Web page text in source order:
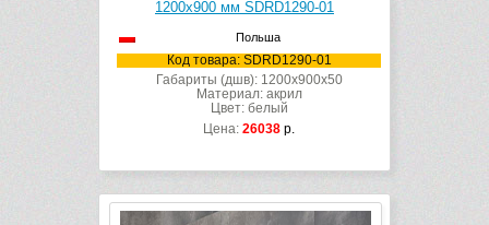
1200х900 мм SDRD1290-01
Польша
Код товара: SDRD1290-01
Габариты (дшв): 1200x900x50
Материал: акрил
Цвет: белый
Цена: 26038 р.